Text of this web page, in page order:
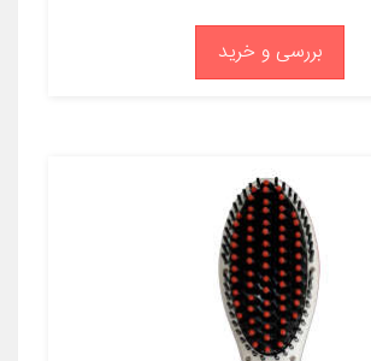
بررسی و خرید